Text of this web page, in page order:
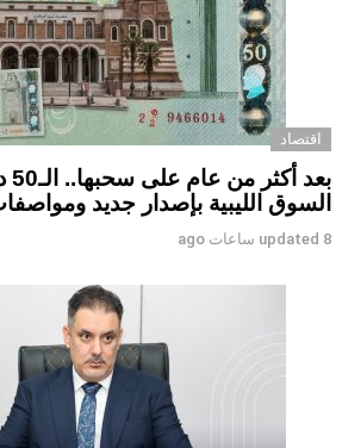
اقتصاد
السوق الليبية بإصدار جديد
updated 8 ساعات ago